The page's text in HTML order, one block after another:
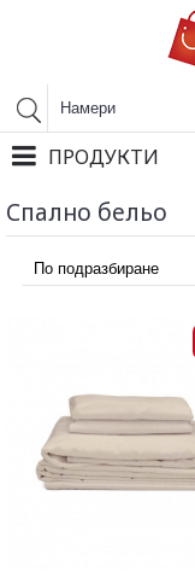
ПРОДУКТИ
Спално бельо